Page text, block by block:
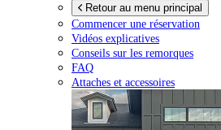
Retour au menu principal
Commencer une réservation
Vidéos explicatives
Conseils sur les remorques
FAQ
Attaches et accessoires